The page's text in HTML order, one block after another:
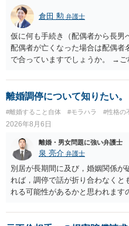
倉田 勲 弁護士
仮に何も手続き（配偶者から長男
配偶者が亡くなった場合は配偶者
で合っていますでしょうか。 →
完全に所有する場合は、他の相
償金の支払いが必要になります。
離婚調停について知りたい。
#離婚すること自体 #モラハラ #性格の
2026年8月6日
離婚・男女問題に強い弁護士
泉 亮介 弁護士
別居が長期間に及び，婚姻関係が
れば，調停で話が折り合わなくと
れる可能性があるかと思われます
は調停が成立するということはな